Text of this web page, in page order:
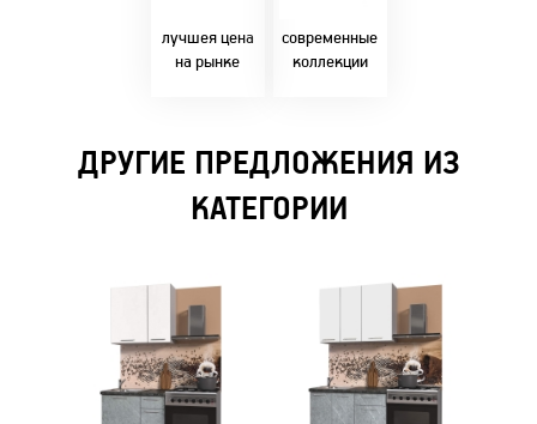
лучшея цена
на рынке
современные
коллекции
решениями!
ДРУГИЕ ПРЕДЛОЖЕНИЯ ИЗ
КАТЕГОРИИ